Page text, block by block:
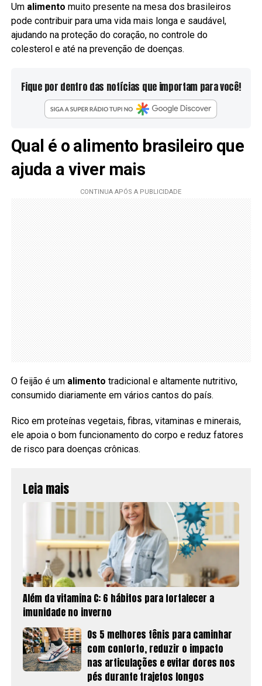
Um alimento muito presente na mesa dos brasileiros
pode contribuir para uma vida mais longa e saudável,
ajudando na proteção do coração, no controle do
colesterol e até na prevenção de doenças.
Fique por dentro das notícias que importam para você!
Qual é o alimento brasileiro que
ajuda a viver mais
O feijão é um alimento tradicional e altamente nutritivo,
consumido diariamente em vários cantos do país.
Rico em proteínas vegetais, fibras, vitaminas e minerais,
ele apoia o bom funcionamento do corpo e reduz fatores
de risco para doenças crônicas.
Leia mais
Além da vitamina C: 6 hábitos para fortalecer a
imunidade no inverno
Os 5 melhores tênis para caminhar
com conforto, reduzir o impacto
nas articulações e evitar dores nos
pés durante trajetos longos